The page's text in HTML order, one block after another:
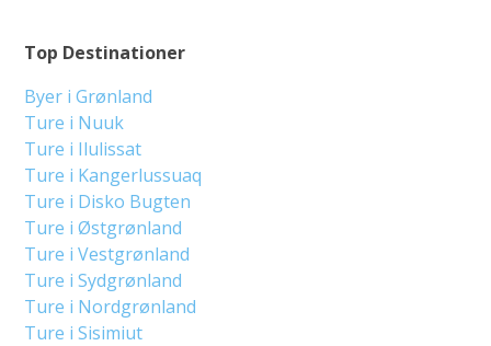
Top Destinationer
Byer i Grønland
Ture i Nuuk
Ture i Ilulissat
Ture i Kangerlussuaq
Ture i Disko Bugten
Ture i Østgrønland
Ture i Vestgrønland
Ture i Sydgrønland
Ture i Nordgrønland
Ture i Sisimiut